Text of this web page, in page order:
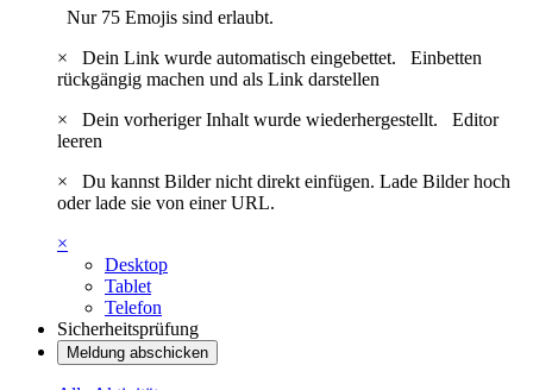
Nur 75 Emojis sind erlaubt.
×
Dein Link wurde automatisch eingebettet. Einbetten
rückgängig machen und als Link darstellen
×
Dein vorheriger Inhalt wurde wiederhergestellt. Editor
leeren
×
Du kannst Bilder nicht direkt einfügen. Lade Bilder hoch
oder lade sie von einer URL.
×
Desktop
Tablet
Telefon
Sicherheitsprüfung
Meldung abschicken